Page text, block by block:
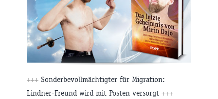
+++ Sonderbevollmächtigter für Migration:
Lindner-Freund wird mit Posten versorgt +++